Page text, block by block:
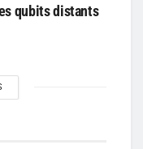
qubits distants